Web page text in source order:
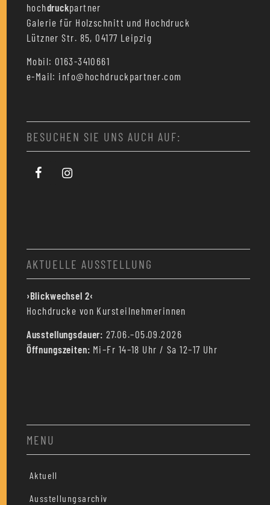
hochdruckpartner
Galerie für Holzschnitt und Hochdruck
Lützner Str. 85, 04177 Leipzig
Mobil: 0163-3410661
e-Mail: info@hochdruckpartner.com
BESUCHEN SIE UNS AUCH AUF:
AKTUELLE AUSSTELLUNG
›Blickwechsel 2‹
Hochdrucke von Kursteilnehmerinnen
Ausstellungsdauer: 27.06.–05.09.2026
Öffnungszeiten: Mi–Fr 14–18 Uhr / Sa 12–17 Uhr
MENU
Aktuell
Ausstellungsarchiv